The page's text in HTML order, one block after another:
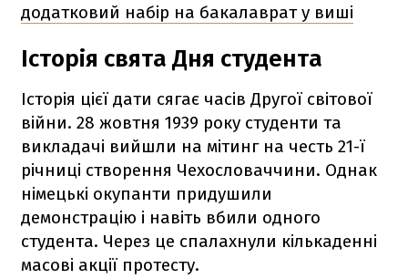
додатковий набір на бакалаврат у виші
Історія свята Дня студента
Історія цієї дати сягає часів Другої світової
війни. 28 жовтня 1939 року студенти та
викладачі вийшли на мітинг на честь 21-ї
річниці створення Чехословаччини. Однак
німецькі окупанти придушили
демонстрацію і навіть вбили одного
студента. Через це спалахнули кількаденні
масові акції протесту.